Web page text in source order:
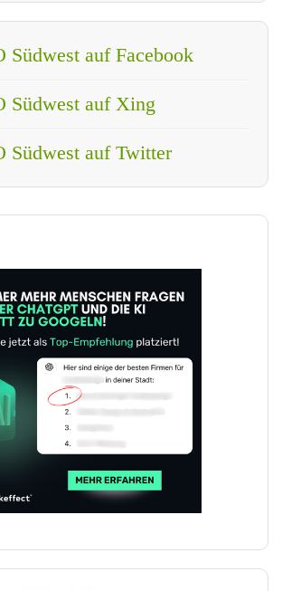
Südwest auf Facebook
Südwest auf Xing
Südwest auf Twitter